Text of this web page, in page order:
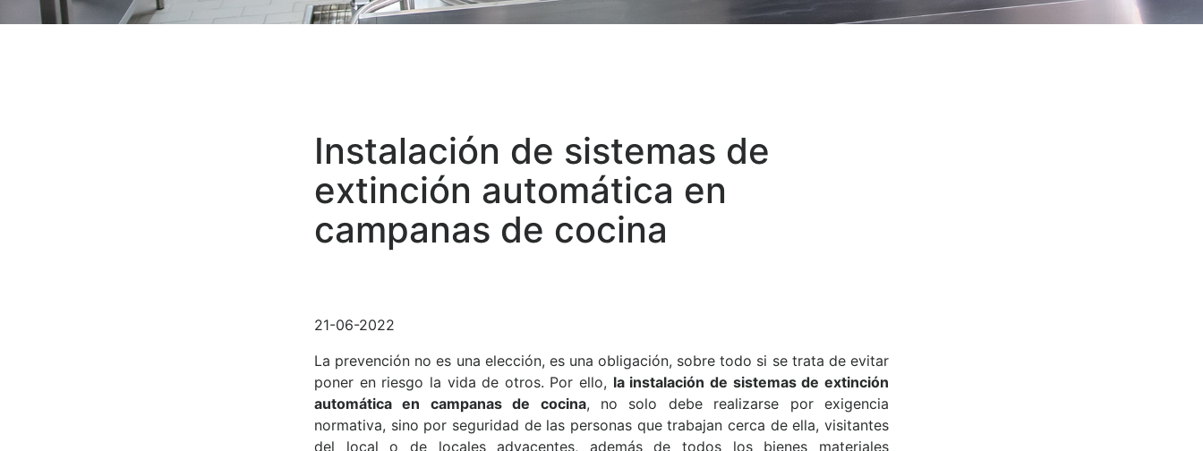
Instalación de sistemas de
extinción automática en
campanas de cocina
21-06-2022
La prevención no es una elección, es una obligación, sobre todo si se trata de evitar
poner en riesgo la vida de otros. Por ello, la instalación de sistemas de extinción
automática en campanas de cocina, no solo debe realizarse por exigencia
normativa, sino por seguridad de las personas que trabajan cerca de ella, visitantes
del local o de locales adyacentes, además de todos los bienes materiales